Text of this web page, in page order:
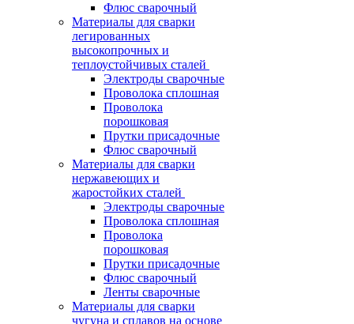
Флюс сварочный
Материалы для сварки
легированных
высокопрочных и
теплоустойчивых сталей
Электроды сварочные
Проволока сплошная
Проволока
порошковая
Прутки присадочные
Флюс сварочный
Материалы для сварки
нержавеющих и
жаростойких сталей
Электроды сварочные
Проволока сплошная
Проволока
порошковая
Прутки присадочные
Флюс сварочный
Ленты сварочные
Материалы для сварки
чугуна и сплавов на основе